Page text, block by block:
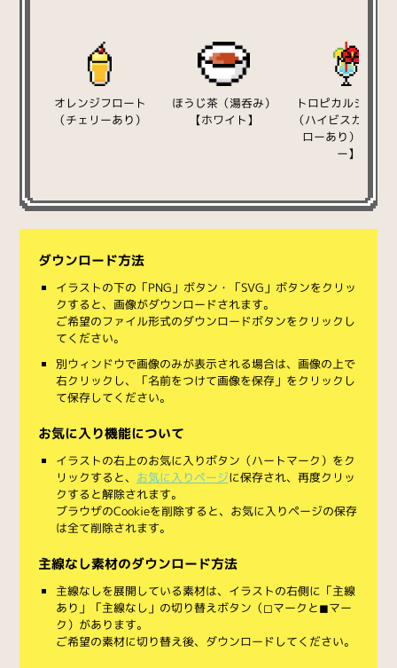
オレンジフロート
（チェリーあり）
ほうじ茶（湯呑み）
【ホワイト】
トロピカルジュー
（ハイビスカス/ス
ローあり）【ブル
ー】
ダウンロード方法
イラストの下の「PNG」ボタン・「SVG」ボタンをクリッ
クすると、画像がダウンロードされます。
ご希望のファイル形式のダウンロードボタンをクリックし
てください。
別ウィンドウで画像のみが表示される場合は、画像の上で
右クリックし、「名前をつけて画像を保存」をクリックし
て保存してください。
お気に入り機能について
イラストの右上のお気に入りボタン（ハートマーク）をク
リックすると、 お気に入りページに保存され、再度クリッ
クすると解除されます。
ブラウザのCookieを削除すると、お気に入りページの保存
は全て削除されます。
主線なし素材のダウンロード方法
主線なしを展開している素材は、イラストの右側に「主線
あり」「主線なし」の切り替えボタン（◻︎マークと◼︎マー
ク）があります。
ご希望の素材に切り替え後、ダウンロードしてください。